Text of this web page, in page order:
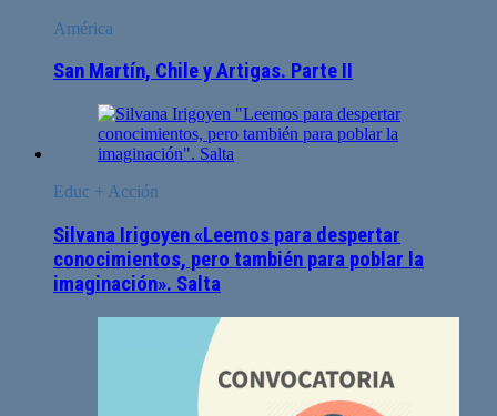
América
San Martín, Chile y Artigas. Parte II
Educ + Acción
Silvana Irigoyen «Leemos para despertar
conocimientos, pero también para poblar la
imaginación». Salta